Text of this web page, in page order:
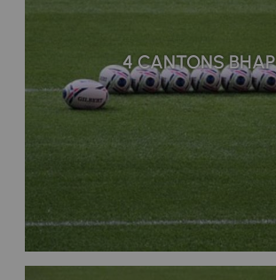
4 CANTONS BHAP